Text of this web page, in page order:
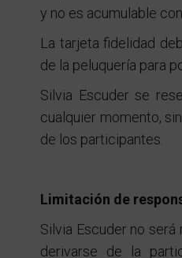
y no es acumulable
La tarjeta fidelidad
de la peluquería para
Silvia Escuder se
cualquier momento,
de los participantes.
Limitación de
Silvia Escuder no
derivarse de la